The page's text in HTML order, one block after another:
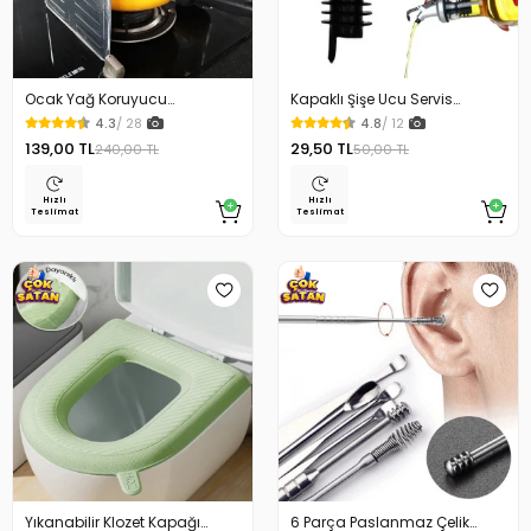
Ocak Yağ Koruyucu
Alüminyum Levha 32.5 x 84
Cm
4.3/ 28
139,00 TL240,00 TL
Hızlı
Teslimat
Kapaklı Şişe Ucu Servis
Aparatı Yağdanlık Tıpa
4.8/ 12
29,50 TL50,00 TL
Hızlı
Teslimat
Yıkanabilir Klozet Kapağı
6 Parça Paslanmaz Çelik